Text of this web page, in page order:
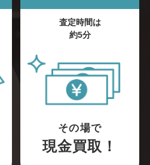
査定時間は
約5分
その場で
現金買取！